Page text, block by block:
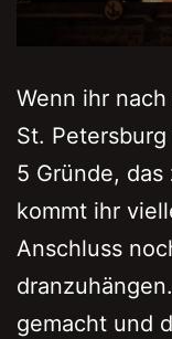
Wenn ihr
St.
5 Gründe,
kommt ihr
Anschluss
gemacht und